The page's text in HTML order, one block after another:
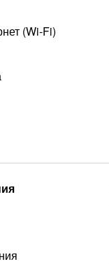
(Wi‑Fi)